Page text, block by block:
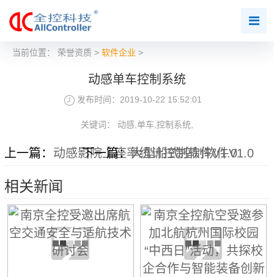
当前位置： 荣誉资质> 软件企业 >
动感单车控制系统
发布时间：2019-10-22 15:52:01
关键词： 动感,单车,控制系统,
上一篇： 动感影院上座率统计控制软件V1.0
下一篇：大型船式控制软件V1.0
相关新闻